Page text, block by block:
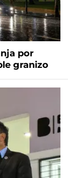
por
granizo